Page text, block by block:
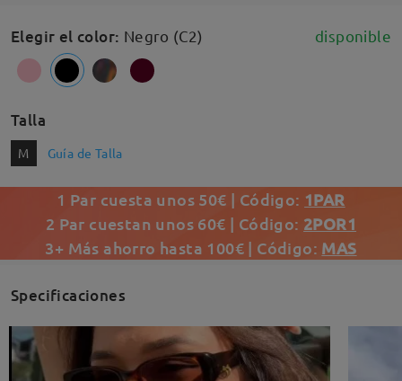
Elegir el color: Negro (C2) disponible
Talla
M Guía de Talla
1 Par cuesta unos 50€ | Código: 1PAR
2 Par cuestan unos 60€ | Código: 2POR1
3+ Más ahorro hasta 100€ | Código: MAS
Specificaciones